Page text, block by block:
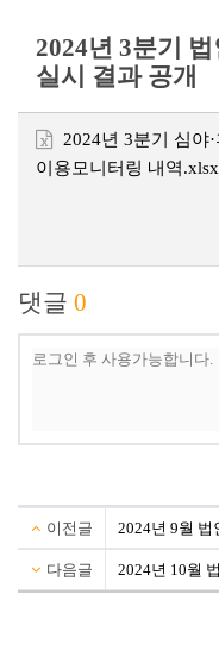
2024년 3분기
실시 결과 공개
2024년 3분기 심야
이용모니터링 내역.xlsx
댓글 0
이전글 2024년 9월 법
다음글 2024년 10월